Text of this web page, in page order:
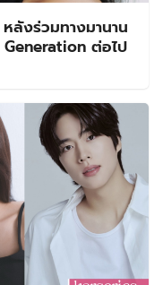
หลังร่วมทางมานาน
ต่อไป